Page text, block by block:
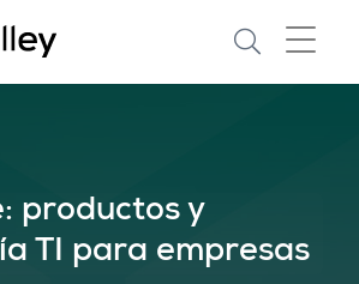
productos y
TI para empresas